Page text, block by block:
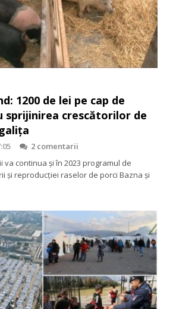
1200 de lei pe cap de
sprijinirea crescătorilor de
2 comentarii
va continua și în 2023 programul de
și reproducției raselor de porci Bazna și